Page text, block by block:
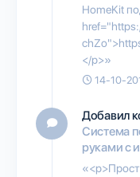
HomeKit
</p>»
14-10-
Добавил
Система
руками с